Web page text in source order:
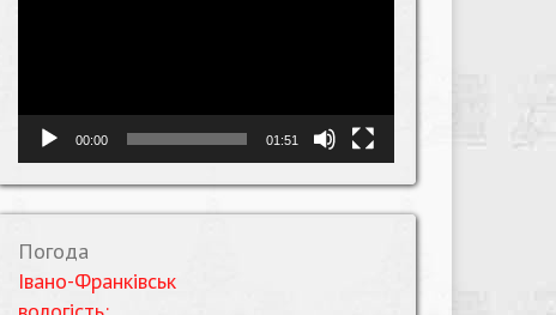
00:00 01:51
Погода
Івано-Франківськ